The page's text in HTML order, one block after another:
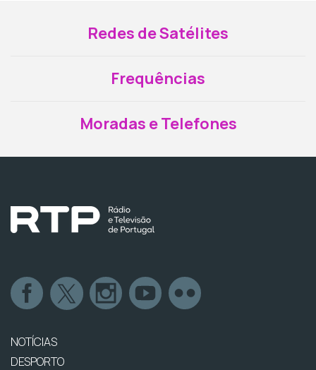
Redes de Satélites
Frequências
Moradas e Telefones
NOTÍCIAS
DESPORTO